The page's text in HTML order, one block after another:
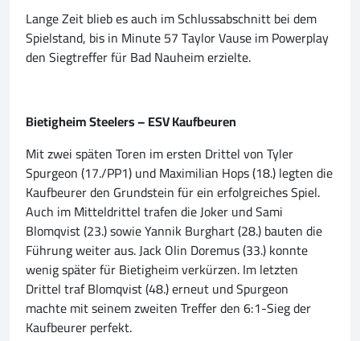
Lange Zeit blieb es auch im Schlussabschnitt bei dem
Spielstand, bis in Minute 57 Taylor Vause im Powerplay
den Siegtreffer für Bad Nauheim erzielte.
Bietigheim Steelers – ESV Kaufbeuren
Mit zwei späten Toren im ersten Drittel von Tyler
Spurgeon (17./PP1) und Maximilian Hops (18.) legten die
Kaufbeurer den Grundstein für ein erfolgreiches Spiel.
Auch im Mitteldrittel trafen die Joker und Sami
Blomqvist (23.) sowie Yannik Burghart (28.) bauten die
Führung weiter aus. Jack Olin Doremus (33.) konnte
wenig später für Bietigheim verkürzen. Im letzten
Drittel traf Blomqvist (48.) erneut und Spurgeon
machte mit seinem zweiten Treffer den 6:1-Sieg der
Kaufbeurer perfekt.